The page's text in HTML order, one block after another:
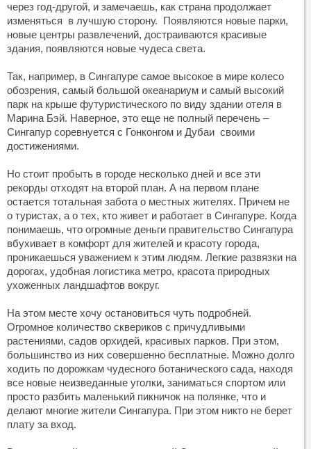
через год-другой, и замечаешь, как страна продолжает
изменяться в лучшую сторону. Появляются новые парки,
новые центры развлечений, достраиваются красивые
здания, появляются новые чудеса света.
Так, например, в Сингапуре самое высокое в мире колесо
обозрения, самый большой океанариум и самый высокий
парк на крыше футуристического по виду здании отеля в
Марина Бэй. Наверное, это еще не полный перечень –
Сингапур соревнуется с Гонконгом и Дубаи своими
достижениями.
Но стоит пробыть в городе несколько дней и все эти
рекорды отходят на второй план. А на первом плане
остается тотальная забота о местных жителях. Причем не
о туристах, а о тех, кто живет и работает в Сингапуре. Когда
понимаешь, что огромные деньги правительство Сингапура
вбухивает в комфорт для жителей и красоту города,
проникаешься уважением к этим людям. Легкие развязки на
дорогах, удобная логистика метро, красота природных
ухоженных ландшафтов вокруг.
На этом месте хочу остановиться чуть подробней.
Огромное количество сквериков с причудливыми
растениями, садов орхидей, красивых парков. При этом,
большинство из них совершенно бесплатные. Можно долго
ходить по дорожкам чудесного ботанического сада, находя
все новые неизведанные уголки, заниматься спортом или
просто разбить маленький пикничок на полянке, что и
делают многие жители Сингапура. При этом никто не берет
плату за вход.